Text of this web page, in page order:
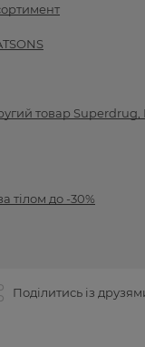
товар Superdrug,
тілом до -30%
Поділитись із